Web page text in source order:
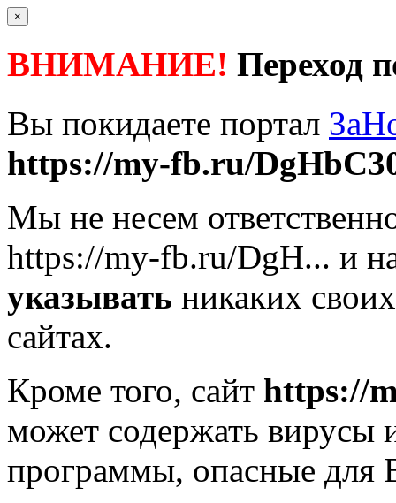
×
ВНИМАНИЕ! Переход
Вы покидаете портал
https://my-fb.ru/
Мы не несем
https://my-fb.ru/DgH... и
указывать никаких
сайтах.
Кроме того, сайт https://
может содержать вирусы
программы, опасные для